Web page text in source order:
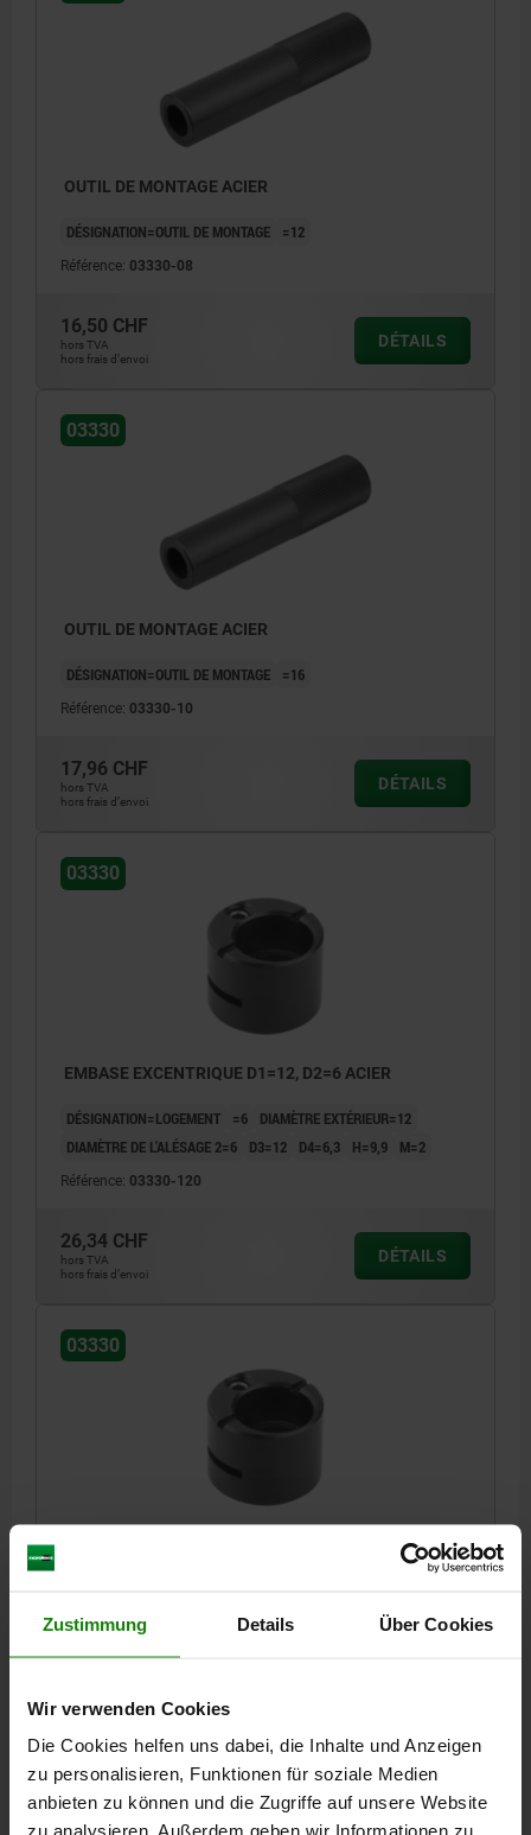
Zustimmung Details Über Cookies
Wir verwenden Cookies
Die Cookies helfen uns dabei, die Inhalte und Anzeigen
zu personalisieren, Funktionen für soziale Medien
anbieten zu können und die Zugriffe auf unsere Website
zu analysieren. Außerdem geben wir Informationen zu
OUTIL DE MONTAGE ACIER
DÉSIGNATION=OUTIL DE MONTAGE =12
Référence: 03330-08
16,50 CHF
hors TVA
hors frais d’envoi
DÉTAILS
03330
OUTIL DE MONTAGE ACIER
DÉSIGNATION=OUTIL DE MONTAGE =16
Référence: 03330-10
17,96 CHF
hors TVA
hors frais d’envoi
DÉTAILS
03330
EMBASE EXCENTRIQUE D1=12, D2=6 ACIER
DÉSIGNATION=LOGEMENT =6
DIAMÈTRE EXTÉRIEUR=12
DIAMÈTRE DE L'ALÉSAGE 2=6
D3=12 D4=6,3 H=9,9 M=2
Référence: 03330-120
26,34 CHF
hors TVA
hors frais d’envoi
DÉTAILS
03330
DIAMÈTRE DE L'ALÉSAGE 2=8
D3=15 H=9,9 M=2
28,28 CHF
hors frais d’envoi
03330